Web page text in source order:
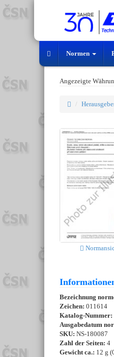
Normen
Angezeigte
Bezeichnung
Zeichen: 011614
Katalog-Nummer:
Ausgabedatum
SKU: NS-180087
Zahl der Seiten: 4
Gewicht ca.: 12 g